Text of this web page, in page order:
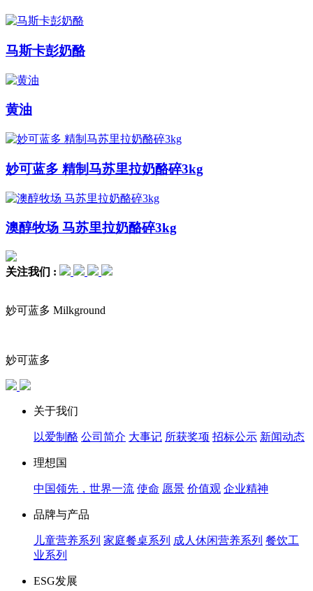
马斯卡彭奶酪
黄油
妙可蓝多 精制马苏里拉奶酪碎3kg
澳醇牧场 马苏里拉奶酪碎3kg
关注我们 :
妙可蓝多 Milkground
妙可蓝多
关于我们
以爱制酪 公司简介 大事记 所获奖项 招标公示 新闻动态
理想国
中国领先，世界一流 使命 愿景 价值观 企业精神
品牌与产品
儿童营养系列 家庭餐桌系列 成人休闲营养系列 餐饮工
业系列
ESG发展